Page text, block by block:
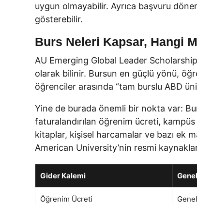
uygun olmayabilir. Ayrıca başvuru
gösterebilir.
Burs Neleri Kapsar, Hangi
AU Emerging Global Leader
olarak bilinir. Bursun en güçlü yönü,
öğrenciler arasında “tam burslu ABD
Yine de burada önemli bir nokta var:
faturalandırılan öğrenim ücreti,
kitaplar, kişisel harcamalar ve bazı ek
American University’nin resmi
Gider Kalemi
Öğrenim Ücreti